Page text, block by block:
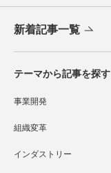
新着記事一覧
テーマから記事を探す
事業開発
組織変革
インダストリー